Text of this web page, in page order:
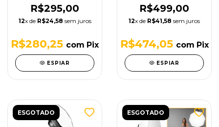
R$295,00
12x de R$24,58 sem juros
R$280,25 com Pix
ESPIAR
R$499,00
12x de R$41,58 sem juros
R$474,05 com Pix
ESPIAR
ESGOTADO ESGOTADO